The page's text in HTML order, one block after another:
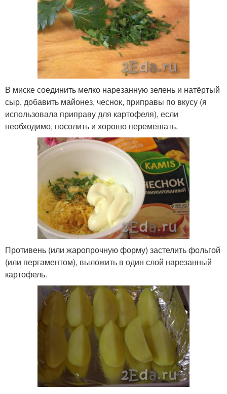
В миске соединить мелко нарезанную зелень и натёртый
сыр, добавить майонез, чеснок, приправы по вкусу (я
использовала приправу для картофеля), если
необходимо, посолить и хорошо перемешать.
Противень (или жаропрочную форму) застелить фольгой
(или пергаментом), выложить в один слой нарезанный
картофель.